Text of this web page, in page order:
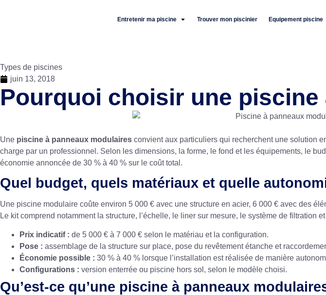
Entretenir ma piscine Trouver mon piscinier Equipement piscine
Types de piscines
juin 13, 2018
Pourquoi choisir une
Une piscine à panneaux modulaires convient aux particuliers qui recherchent une solution
charge par un professionnel. Selon les dimensions, la forme, le fond et les équipements, le
économie annoncée de 30 % à 40 % sur le coût total.
Quel budget, quels matériaux et quelle
Une piscine modulaire coûte environ 5 000 € avec une structure en acier, 6 000 € avec des
Le kit comprend notamment la structure, l’échelle, le liner sur mesure, le système de filtration
Prix indicatif : de 5 000 € à 7 000 € selon le matériau et la configuration.
Pose : assemblage de la structure sur place, pose du revêtement étanche et
Économie possible : 30 % à 40 % lorsque l’installation est réalisée de manière
Configurations : version enterrée ou piscine hors sol, selon le modèle choisi.
Qu’est-ce qu’une piscine à panneaux